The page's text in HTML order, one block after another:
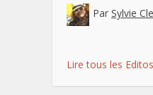
Par Sylvie
Lire tous les Editos